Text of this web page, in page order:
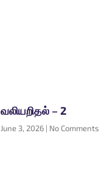
வலியறிதல் – 2
June 3, 2026 No Comments